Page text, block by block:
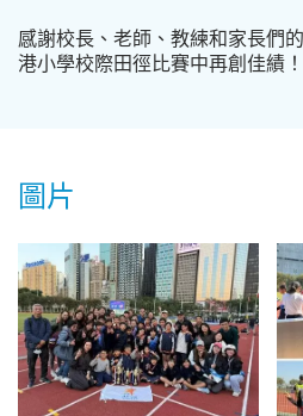
感謝校長、老師、教練和家長們
港小學校際田徑比賽中再創佳績！
圖片